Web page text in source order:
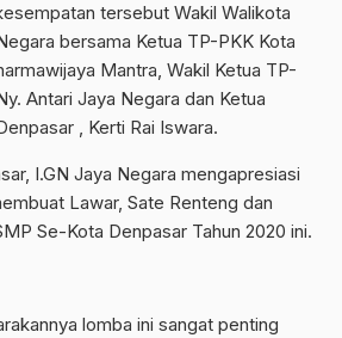
tersebut Wakil Walikota
bersama Ketua TP-PKK Kota
Mantra, Wakil Ketua TP-
Antari Jaya Negara dan Ketua
, Kerti Rai Iswara.
I.GN Jaya Negara mengapresiasi
Lawar, Sate Renteng dan
Se-Kota Denpasar Tahun 2020 ini.
lomba ini sangat penting